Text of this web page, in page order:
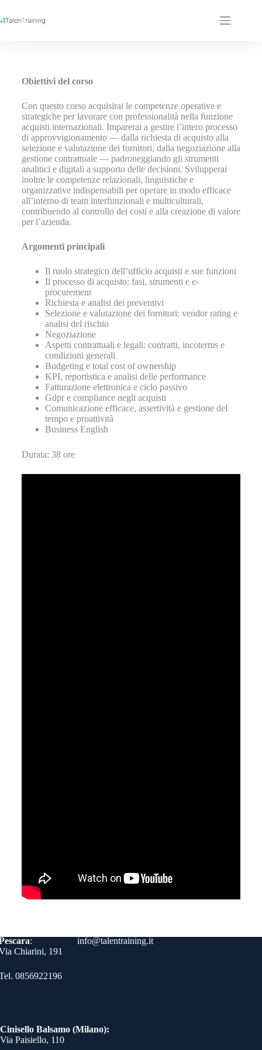
Obiettivi del corso
Con questo corso acquisirai le competenze operative e
strategiche per lavorare con professionalità nella funzione
acquisti internazionali. Imparerai a gestire l’intero processo
di approvvigionamento — dalla richiesta di acquisto alla
selezione e valutazione dei fornitori, dalla negoziazione alla
gestione contrattuale — padroneggiando gli strumenti
analitici e digitali a supporto delle decisioni. Svilupperai
inoltre le competenze relazionali, linguistiche e
organizzative indispensabili per operare in modo efficace
all’interno di team interfunzionali e multiculturali,
contribuendo al controllo dei costi e alla creazione di valore
per l’azienda.
Argomenti principali
Il ruolo strategico dell’ufficio acquisti e sue funzioni
Il processo di acquisto: fasi, strumenti e e-
procurement
Richiesta e analisi dei preventivi
Selezione e valutazione dei fornitori: vendor rating e
analisi del rischio
Negoziazione
Aspetti contrattuali e legali: contratti, incoterms e
condizioni generali
Budgeting e total cost of ownership
KPI, reportistica e analisi delle performance
Fatturazione elettronica e ciclo passivo
Gdpr e compliance negli acquisti
Comunicazione efficace, assertività e gestione del
tempo e proattività
Business English
Durata: 38 ore
info@talentraining.it
:
Chiarini, 191
0856922196
Cinisello Balsamo (Milano):
Via Paisiello, 110